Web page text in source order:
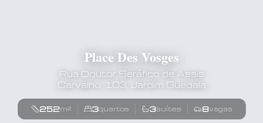
Place Des Vosges
Rua Doutor Seráfico de Assis
Carvalho, 103, Jardim Guedala
252m² 3quartos 3suítes 8vagas